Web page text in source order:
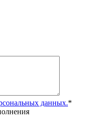
данных.*